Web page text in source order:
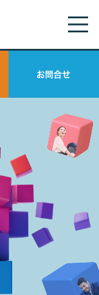
お問合せ